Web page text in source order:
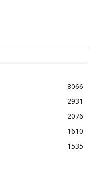
8066
2931
2076
1610
1535